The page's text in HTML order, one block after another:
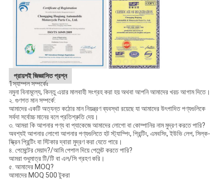
প্রায়শই জিজ্ঞাসিত প্রশ্ন
1স্যাম্পল সম্পর্কেঃ
নমুনা বিনামূল্যে, কিন্তু এয়ার মালবাহী সংগ্রহ করা হয় অথবা আপনি আমাদের খরচ আগাম দিতে।
২. গুণগত মান সম্পর্কে:
আমাদের একটি অত্যন্ত কঠোর মান নিয়ন্ত্রণ ব্যবস্থা রয়েছে যা আমাদের উৎপাদিত পণ্যগুলিকে
সর্বদা সর্বোচ্চ মানের বলে প্রতিশ্রুতি দেয়।
৩. আমরা কি আপনার পণ্য বা প্যাকেজে আমাদের লোগো বা কোম্পানির নাম মুদ্রণ করতে পারি?
অবশ্যই আপনার লোগো আপনার পণ্যগুলিতে হট স্ট্যাম্পিং, প্রিন্টিং, এমবসিং, ইউভি লেপ, সিল্ক-
স্ক্রিন প্রিন্টিং বা স্টিকার দ্বারা মুদ্রণ করা যেতে পারে।
৪. পেমেন্টের মেয়াদ?/আমি পেপাল দিয়ে পেমেন্ট করতে পারি?
আমরা শুধুমাত্র টি/টি বা এল/সি গ্রহণ করি।
৫. আমাদের MOQ?
আমাদের MOQ 500 টুকরা